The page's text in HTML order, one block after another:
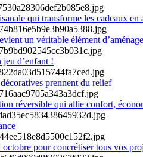
qui transforme les cadeaux en
un véritable élément
jeu d’enfant !
prennent du relief
réversible qui allie confort,
pour concrétiser tous vos